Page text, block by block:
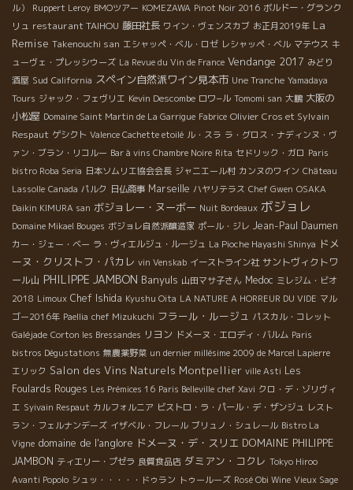
ル）
Ruppert Leroy BMOツアー KOMEZAWA Pinot Noir 2016 ボルドー・グランク
リュ restaurant TAIHOU 藤田社長 ワイン・ヴェンスカブ お正月2019年 La
Remise Takenouchi san エシャッペ・ベル・ロゼ レシャッペ・ベル マテウス キ
ューヴェ・プレッシウーズ La Revue du Vin de France Vendange 2017 みどり
酒屋 Sud California スペイン自然派ワイン見本市 Une Tranche Yamadaya
Tours ジャック・フェヴリエ Kevin Descombe ロワ−ル Tomomi san 大鵬 大阪の
小松屋 Domaine Saint Martin de La Garrigue Fabrice Olivier Cros et Sylvain
Respaut ゲシクト Valence Cachette etoilé ル・スラ ラ・グロス・ナディンヌ・ヴ
ァン・ブラン・リコルー Bar à vins Chambre Noire Rita セドリック・ガロ Paris
bistro Roba Seria 日本ソムリエ協会会長 ジャニエール村 カンヌのワイン Château
Lassolle Canada パルク 日仏商事 Marseille ハヤリテラス Chef Gwen OSAKA
Daikin KIMURA san ボジョレー・ヌーボー Nuit Bordeaux ボジョレ
Domaine Mikael Bouges ボジョレ自然派醸造家 ポール・ジレ Jean-Paul Daumen
カー・ジェー・ベー ラ・ヴィエルジュ・ルージュ La Pioche Hayashi Shinya ドメ
ーヌ・クリストフ・パカレ vin Venskab イーストライン社 サントヴィクトワ
ール山 PHILIPPE JAMBON Banyuls 山田マサ子さん Medoc ミレジム・ビオ
2018 Limoux Chef Ishida Kyushu Oita LA NATURE A HORREUR DU VIDE マル
ゴー2016年 Paellia chef Mizukuchi フラール・ルージュ パスカル・コレット
Galéjade Corton les Bressandes リヨン ドメーヌ・エロディ・バルム Paris
bistros Dégustations 無農薬野菜 un dernier millésime 2009 de Marcel Lapierre
エリック Salon des Vins Naturels Montpellier ville Asti Les
Foulards Rouges Les Prémices 16 Paris Belleville chef Xavi クロ・デ・ゾリヴィ
エ Syivain Respaut カルフォルニア ビストロ・ラ・パール・デ・ザンジュ レスト
ラン・フェルナンデーズ イザベル・フレール ブリュノ・シュレール Bistro La
Vigne domaine de l'anglore ドメーヌ・デ・スリエ DOMAINE PHILIPPE
JAMBON ティエリー・プゼラ 良質食品店 ダミアン・コクレ Tokyo Hiroo
Avanti Popolo シュッ・・・・・ドゥラン トゥールーズ Rosé Obi Wine Vieux Sage